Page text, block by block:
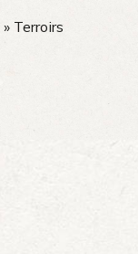
» Terroirs